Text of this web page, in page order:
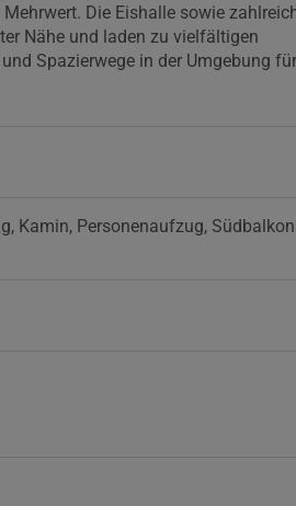
Die Eishalle sowie
Nähe und laden zu vielfältigen
Spazierwege in der Umgebung für
Kamin Personenaufzug